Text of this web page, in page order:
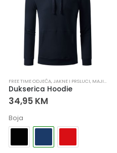
FREE TIME ODJEĆA,JAKNE I PRSLUCI, MAJICE I DUKSERICE
Dukserica Hoodie
34,95 KM
Boja